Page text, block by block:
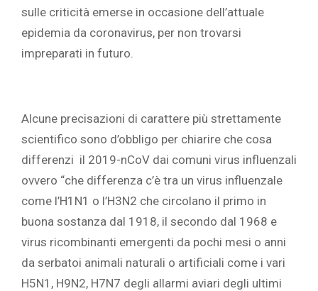
sulle criticità emerse in occasione dell’attuale
epidemia da coronavirus, per non trovarsi
impreparati in futuro.
Alcune precisazioni di carattere più strettamente
scientifico sono d’obbligo per chiarire che cosa
differenzi il 2019-nCoV dai comuni virus influenzali
ovvero “che differenza c’è tra un virus influenzale
come l’H1N1 o l’H3N2 che circolano il primo in
buona sostanza dal 1918, il secondo dal 1968 e
virus ricombinanti emergenti da pochi mesi o anni
da serbatoi animali naturali o artificiali come i vari
H5N1, H9N2, H7N7 degli allarmi aviari degli ultimi